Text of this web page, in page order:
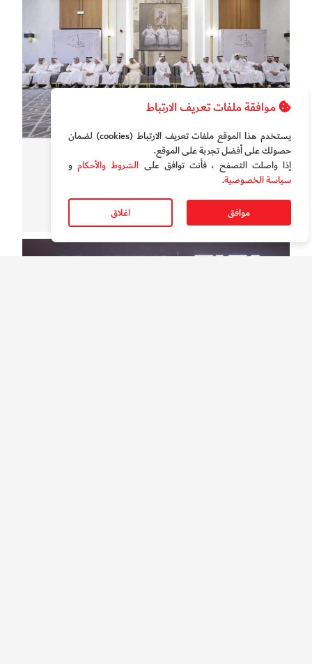
سوالف الدار
حمدان بن محمد على مائدة واحدة مع أهالي ديرة دبي
موافقة ملفات تعريف الارتباط
يستخدم هذا الموقع ملفات تعريف الارتباط (cookies) لضمان
حصولك على أفضل تجربة على الموقع‏.
إذا واصلت التصفح ، فأنت توافق على الشروط والأحكامو
سياسة الخصوصية.
موافق اغلاق